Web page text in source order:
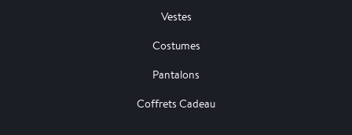
Vestes
Costumes
Pantalons
Coffrets Cadeau